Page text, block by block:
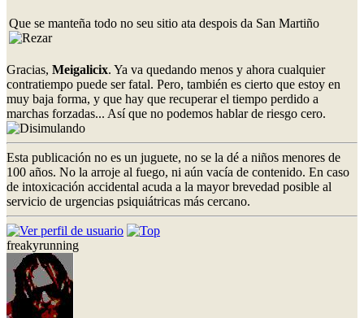
Que se manteña todo no seu sitio ata despois da San Martiño
Gracias, Meigalicix. Ya va quedando menos y ahora cualquier
contratiempo puede ser fatal. Pero, también es cierto que estoy en
muy baja forma, y que hay que recuperar el tiempo perdido a
marchas forzadas... Así que no podemos hablar de riesgo cero.
Esta publicación no es un juguete, no se la dé a niños menores de
100 años. No la arroje al fuego, ni aún vacía de contenido. En caso
de intoxicación accidental acuda a la mayor brevedad posible al
servicio de urgencias psiquiátricas más cercano.
freakyrunning